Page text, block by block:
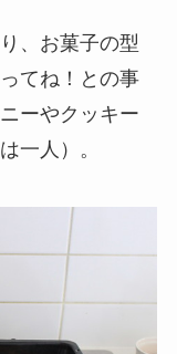
、お菓子の型
てね！との事
ーやクッキー
一人）。